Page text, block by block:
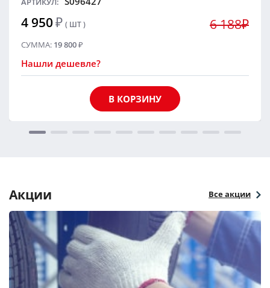
4 950₽ ( ШТ ) 6 188₽
СУММА: 19 800₽
Нашли дешевле?
В КОРЗИНУ
Акции Все акции